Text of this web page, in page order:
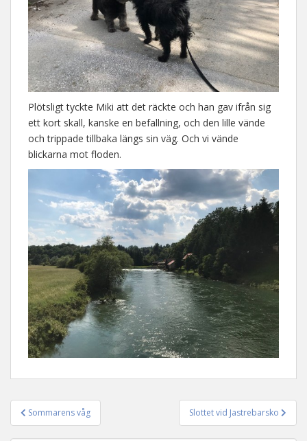
Plötsligt tyckte Miki att det räckte och han gav ifrån sig
ett kort skall, kanske en befallning, och den lille vände
och trippade tillbaka längs sin väg. Och vi vände
blickarna mot floden.
Inläggsnavigering
Sommarens våg Slottet vid Jastrebarsko